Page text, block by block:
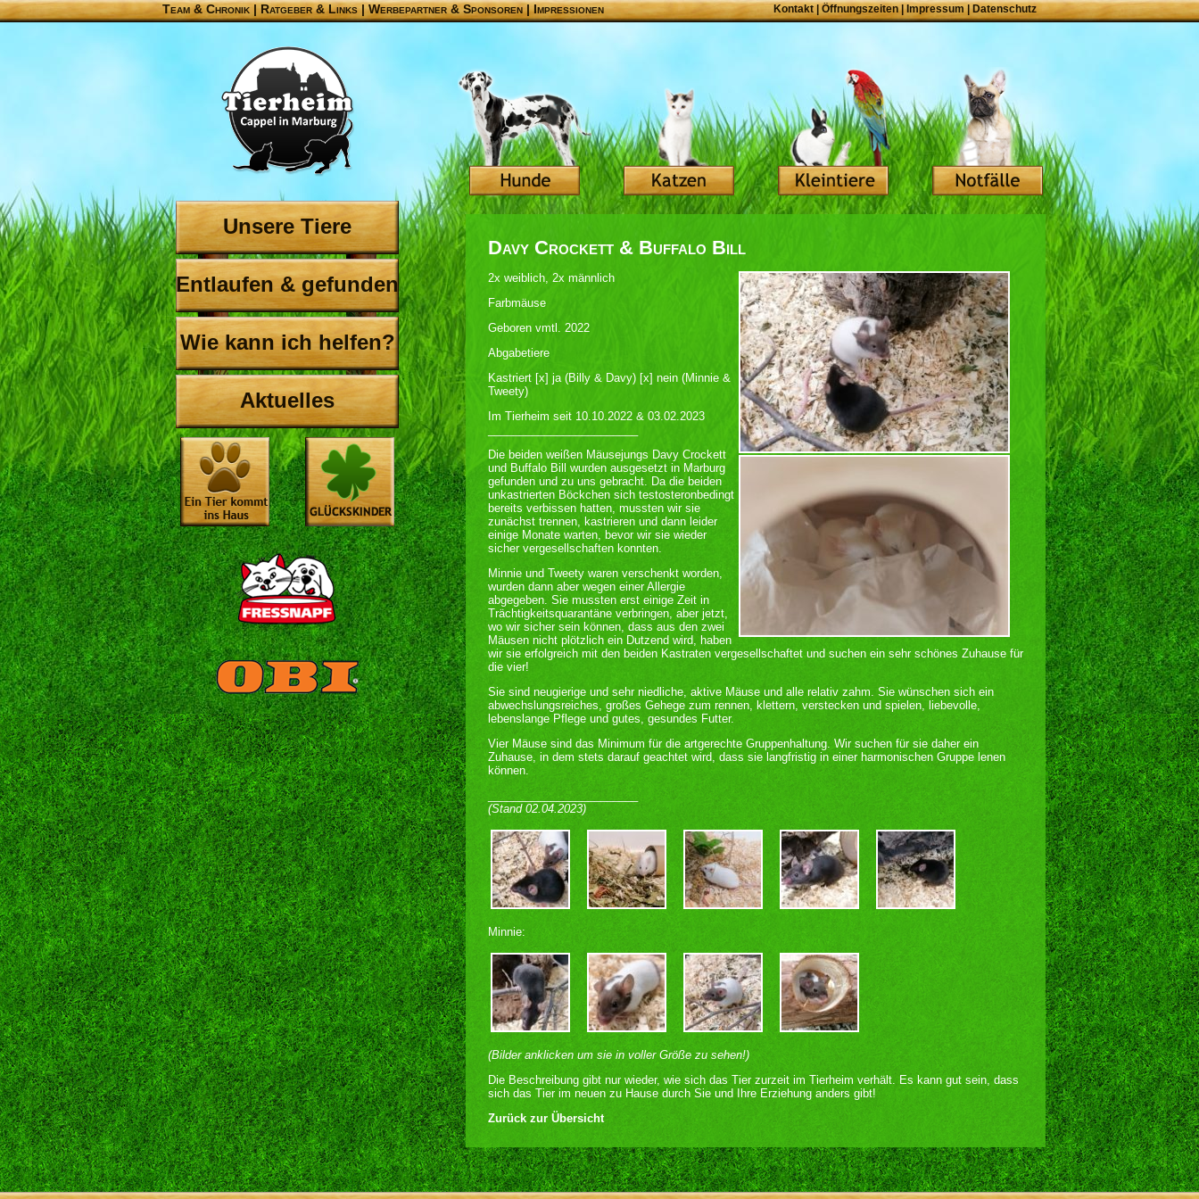
Team & Chronik |Ratgeber & Links|Werbepartner & Sponsoren|Impressionen Kontakt Öffnungszeiten| Impressum|Datenschutz
Unsere Tiere
Entlaufen & gefunden
Wie kann ich helfen?
Aktuelles
Davy Crockett & Buffalo Bill
2x weiblich, 2x männlich
Farbmäuse
Geboren vmtl. 2022
Abgabetiere
Kastriert [x] ja (Billy & Davy) [x] nein (Minnie &
Tweety)
Im Tierheim seit 10.10.2022 & 03.02.2023
Die beiden weißen Mäusejungs Davy Crockett
und Buffalo Bill wurden ausgesetzt in Marburg
gefunden und zu uns gebracht. Da die beiden
unkastrierten Böckchen sich testosteronbedingt
bereits verbissen hatten, mussten wir sie
zunächst trennen, kastrieren und dann leider
einige Monate warten, bevor wir sie wieder
sicher vergesellschaften konnten.
Minnie und Tweety waren verschenkt worden,
wurden dann aber wegen einer Allergie
abgegeben. Sie mussten erst einige Zeit in
Trächtigkeitsquarantäne verbringen, aber jetzt,
wo wir sicher sein können, dass aus den zwei
Mäusen nicht plötzlich ein Dutzend wird, haben
wir sie erfolgreich mit den beiden Kastraten vergesellschaftet und suchen ein sehr schönes Zuhause für
die vier!
Sie sind neugierige und sehr niedliche, aktive Mäuse und alle relativ zahm. Sie wünschen sich ein
abwechslungsreiches, großes Gehege zum rennen, klettern, verstecken und spielen, liebevolle,
lebenslange Pflege und gutes, gesundes Futter.
Vier Mäuse sind das Minimum für die artgerechte Gruppenhaltung. Wir suchen für sie daher ein
Zuhause, in dem stets darauf geachtet wird, dass sie langfristig in einer harmonischen Gruppe lenen
können.
________________________
(Stand 02.04.2023)
Minnie:
(Bilder anklicken um sie in voller Größe zu sehen!)
Die Beschreibung gibt nur wieder, wie sich das Tier zurzeit im Tierheim verhält. Es kann gut sein, dass
sich das Tier im neuen zu Hause durch Sie und Ihre Erziehung anders gibt!
Zurück zur Übersicht